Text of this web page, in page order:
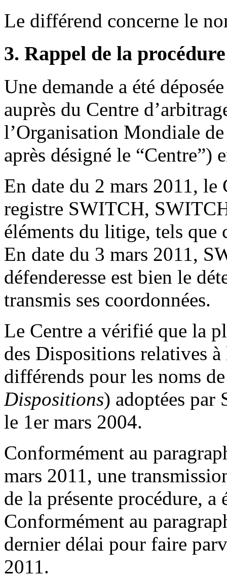
Le différend concerne le
3. Rappel de la procédure
Une demande a été
auprès du Centre
l’Organisation Mondiale
après désigné le “Centre”)
En date du 2 mars 2011, le
registre SWITCH,
éléments du litige, tels que
En date du 3 mars 2011,
défenderesse est bien le
transmis ses coordonnées.
Le Centre a vérifié que la
des Dispositions relatives
différends pour les noms
Dispositions) adoptées
le 1er mars 2004.
Conformément au
mars 2011, une
de la présente procédure, a
Conformément au
dernier délai pour faire
2011.